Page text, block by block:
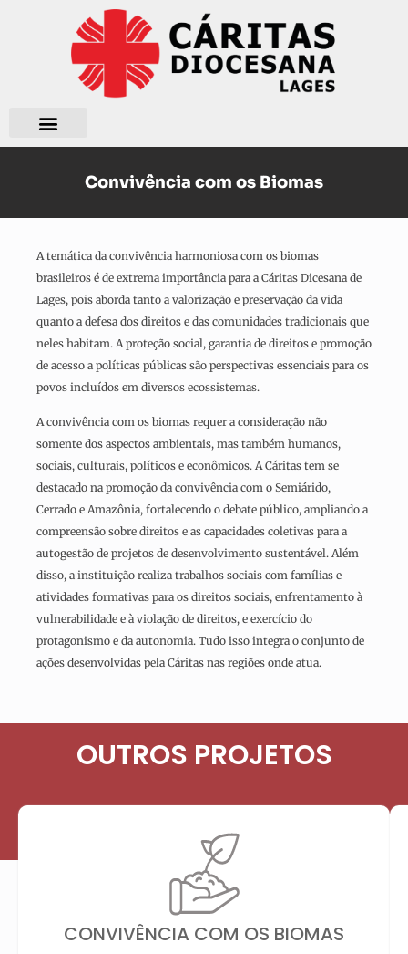
Convivência com os Biomas
A temática da convivência harmoniosa com os biomas
brasileiros é de extrema importância para a Cáritas Dicesana de
Lages, pois aborda tanto a valorização e preservação da vida
quanto a defesa dos direitos e das comunidades tradicionais que
neles habitam. A proteção social, garantia de direitos e promoção
de acesso a políticas públicas são perspectivas essenciais para os
povos incluídos em diversos ecossistemas.
A convivência com os biomas requer a consideração não
somente dos aspectos ambientais, mas também humanos,
sociais, culturais, políticos e econômicos. A Cáritas tem se
destacado na promoção da convivência com o Semiárido,
Cerrado e Amazônia, fortalecendo o debate público, ampliando a
compreensão sobre direitos e as capacidades coletivas para a
autogestão de projetos de desenvolvimento sustentável. Além
disso, a instituição realiza trabalhos sociais com famílias e
atividades formativas para os direitos sociais, enfrentamento à
vulnerabilidade e à violação de direitos, e exercício do
protagonismo e da autonomia. Tudo isso integra o conjunto de
ações desenvolvidas pela Cáritas nas regiões onde atua.
OUTROS PROJETOS
CONVIVÊNCIA COM OS BIOMAS